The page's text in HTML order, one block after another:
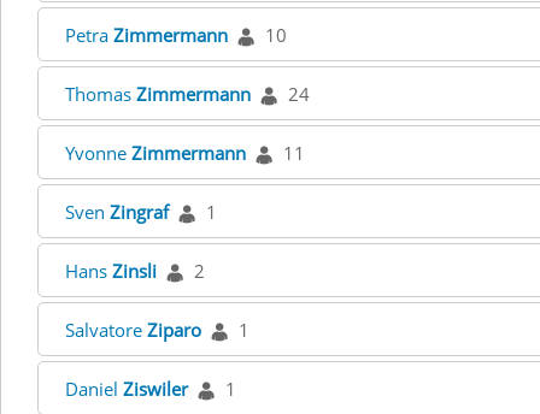
Petra Zimmermann 10
Thomas Zimmermann 24
Yvonne Zimmermann 11
Sven Zingraf 1
Hans Zinsli 2
Salvatore Ziparo 1
Daniel Ziswiler 1